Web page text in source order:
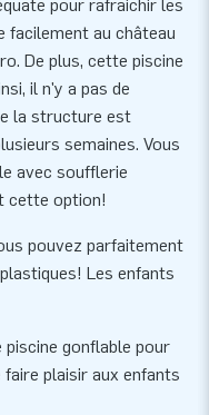
pour rafraichir les
facilement au château
De plus, cette piscine
il n'y a pas de
la structure est
semaines. Vous
avec soufflerie
cette option!
pouvez parfaitement
Les enfants
gonflable pour
plaisir aux enfants